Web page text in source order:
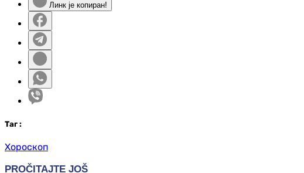
Линк је копиран!
Таг :
Хороскоп